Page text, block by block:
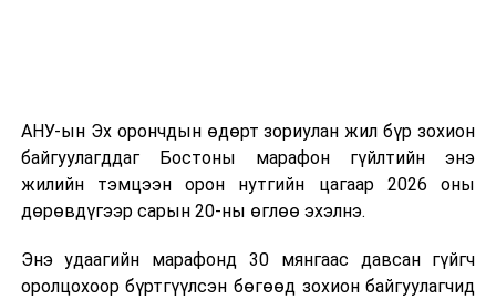
АНУ-ын Эх орончдын өдөрт зориулан жил бүр зохион
байгуулагддаг Бостоны марафон гүйлтийн энэ
жилийн тэмцээн орон нутгийн цагаар 2026 оны
дөрөвдүгээр сарын 20-ны өглөө эхэлнэ.
Энэ удаагийн марафонд 30 мянгаас давсан гүйгч
оролцохоор бүртгүүлсэн бөгөөд зохион байгуулагчид